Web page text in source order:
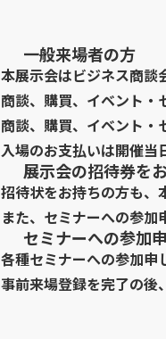
一般来場者の方
本展示会はビジネス商談
商談、購買、イベント・
商談、購買、イベント・
入場のお支払いは開催当
展示会の招待券を
招待状をお持ちの方も、
また、セミナーへの参加
セミナーへの参加
各種セミナーへの参加申
事前来場登録を完了の後